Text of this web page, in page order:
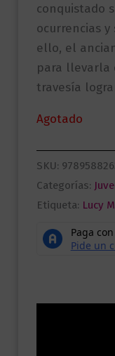
conquistado
ocurrencias y
ello, el
para llevarla
travesía
Agotado
SKU:
Categorías:
Etiqueta: Lucy